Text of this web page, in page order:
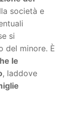
società e
si
del minore. È
le
, laddove